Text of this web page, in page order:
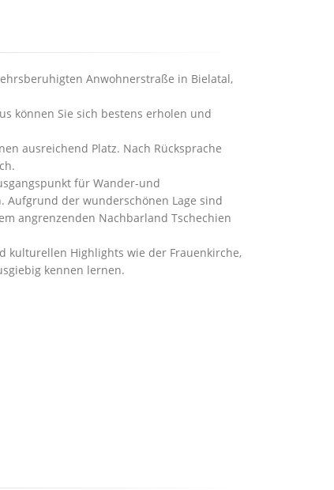
Anwohnerstraße in Bielatal,
können Sie sich bestens erholen und
ausreichend Platz. Nach Rücksprache
für Wander-und
Aufgrund der wunderschönen Lage sind
angrenzenden Nachbarland Tschechien
kulturellen Highlights wie der Frauenkirche,
kennen lernen.